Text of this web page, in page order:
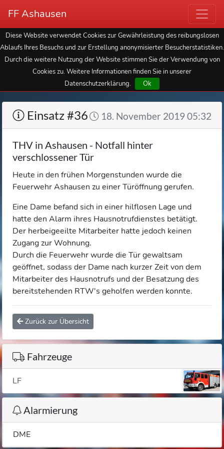
FF Ashausen
Diese Website verwendet Cookies zur Gewährleistung des reibungslosen
Ablaufs Ihres Besuchs und zur Erstellung anonymisierter Besucherstatistiken.
Durch die weitere Nutzung der Website stimmen Sie der Verwendung von
Cookies zu. Weitere Informationen finden Sie in unserer
Datenschutzerklärung.
Ok
Einsatz #36 18. November 2019 05:32
THV in Ashausen - Notfall hinter
verschlossener Tür
Heute in den frühen Morgenstunden wurde die
Feuerwehr Ashausen zu einer Türöffnung gerufen.
Eine Dame befand sich in einer hilflosen Lage und
hatte den Alarm ihres Hausnotrufdienstes betätigt.
Der herbeigeeilte Mitarbeiter hatte jedoch keinen
Zugang zur Wohnung.
Durch die Feuerwehr wurde die Tür gewaltsam
geöffnet, sodass der Dame nach kurzer Zeit von dem
Mitarbeiter des Hausnotrufs und der Besatzung des
bereitstehenden RTW's geholfen werden konnte.
Zurück zur Übersicht
Fahrzeuge
LF
Alarmierung
DME